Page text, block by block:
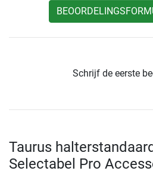
Schrijf de eerste
Taurus
Selectabel Pro